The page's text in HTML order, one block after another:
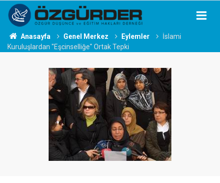
Anasayfa Genel Merkez Eylemler
İslami
Kuruluşlardan "Eşcinselliğe" Ortak Tepki